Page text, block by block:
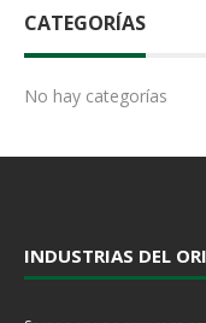
CATEGORÍAS
No hay categorías
INDUSTRIAS DEL